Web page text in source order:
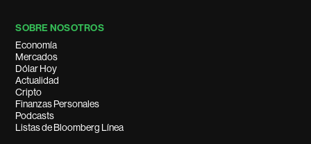
SOBRE NOSOTROS
Economía
Mercados
Dólar Hoy
Actualidad
Cripto
Finanzas Personales
Podcasts
Listas de Bloomberg Línea